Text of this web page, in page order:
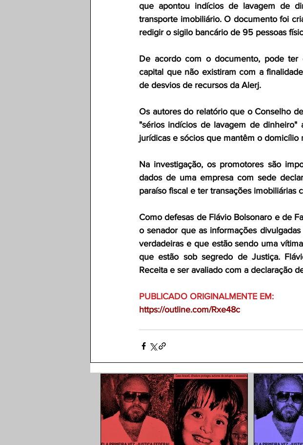
que apontou indícios de lavagem de
transporte imobiliário. O documento foi
redigir o sigilo bancário de 95 pessoas
De acordo com o documento, pode ter
capital que não existiram com a
de desvios de recursos da Alerj.
Os autores do relatório que o Conselho
"sérios indícios de lavagem de dinheiro"
jurídicas e sócios que mantêm o domicílio
Na investigação, os promotores são
dados de uma empresa com sede
paraíso fiscal e ter transações imobiliárias
Como defesas de Flávio Bolsonaro e de
o senador que as informações
verdadeiras e que estão sendo uma
que estão sob segredo de Justiça.
Receita e ser avaliado com a declaração
PUBLICADO ORIGINALMENTE EM:
https://outline.com/Rxe48c